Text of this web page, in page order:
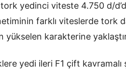
yedinci viteste 4.750 d/
farklı viteslerde tork
karakterine
yedi ileri F1 çift